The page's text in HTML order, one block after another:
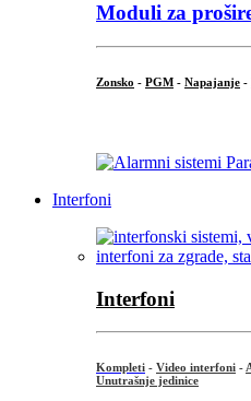
Moduli za
Zonsko - PGM - Napajanje -
Interfoni
Interfoni
Kompleti - Video interfoni -
Unutrašnje jedinice